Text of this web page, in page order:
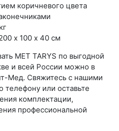
коричневого цвета
х 100 х 40 см
MET TARYS по выгодной
и всей России можно в
Мед. Свяжитесь с нашими
или оставьте
комплектации,
профессиональной